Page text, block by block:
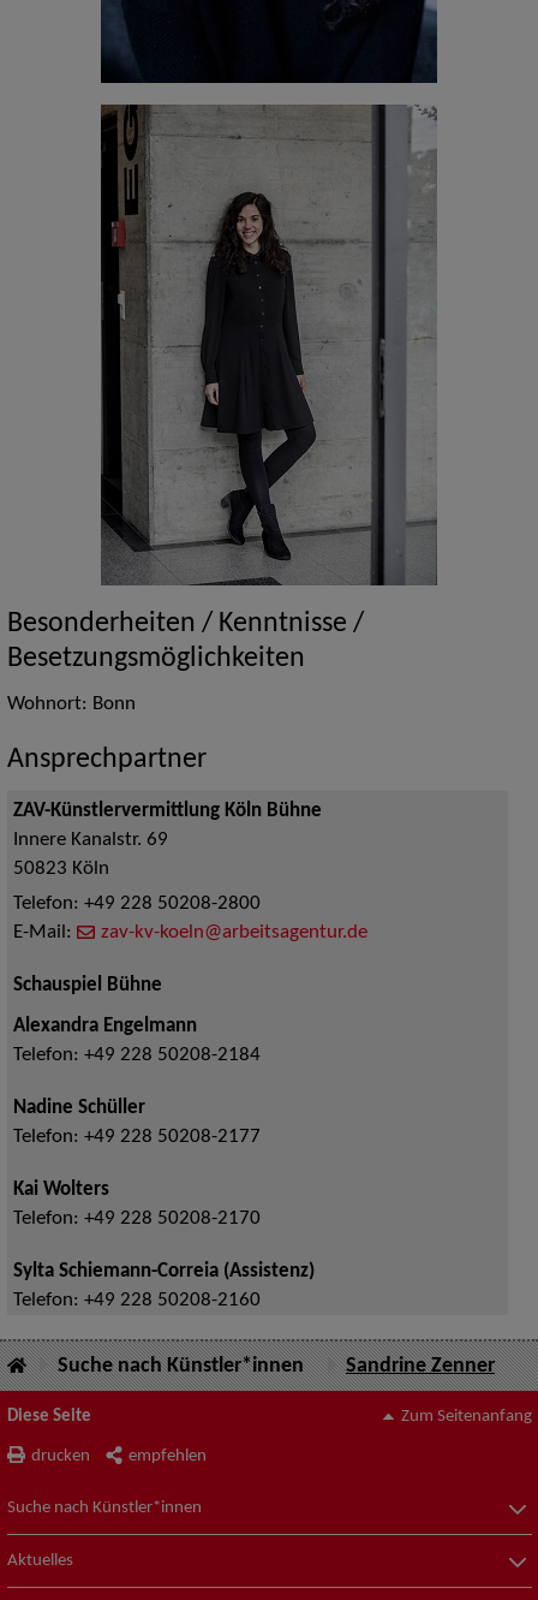
Besonderheiten / Kenntnisse /
Besetzungsmöglichkeiten
Wohnort: Bonn
Ansprechpartner
ZAV-Künstlervermittlung Köln Bühne
Innere Kanalstr. 69
50823 Köln
Telefon: +49 228 50208-2800
E-Mail:
zav-kv-koeln@arbeitsagentur.de
Schauspiel Bühne
Alexandra Engelmann
Telefon: +49 228 50208-2184
Nadine Schüller
Telefon: +49 228 50208-2177
Kai Wolters
Telefon: +49 228 50208-2170
Sylta Schiemann-Correia (Assistenz)
Telefon: +49 228 50208-2160
Suche nach Künstler*innen Sandrine Zenner
Diese Seite
drucken empfehlen
Zum Seitenanfang
Suche nach Künstler*innen
Aktuelles